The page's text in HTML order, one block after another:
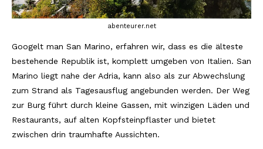
abenteurer.net
Googelt man San Marino, erfahren wir, dass es die älteste
bestehende Republik ist, komplett umgeben von Italien. San
Marino liegt nahe der Adria, kann also als zur Abwechslung
zum Strand als Tagesausflug angebunden werden. Der Weg
zur Burg führt durch kleine Gassen, mit winzigen Läden und
Restaurants, auf alten Kopfsteinpflaster und bietet
zwischen drin traumhafte Aussichten.